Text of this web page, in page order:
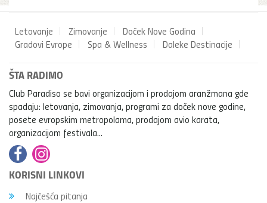
Letovanje Zimovanje
Doček Nove Godina
Gradovi Evrope
Spa & Wellness Daleke Destinacije
ŠTA RADIMO
Club Paradiso se bavi organizacijom i prodajom aranžmana gde
spadaju: letovanja, zimovanja, programi za doček nove godine,
posete evropskim metropolama, prodajom avio karata,
organizacijom festivala...
KORISNI LINKOVI
Najčešća pitanja